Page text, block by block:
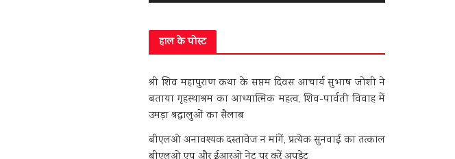
हाल के पोस्ट
श्री शिव महापुराण कथा के सप्तम दिवस आचार्य सुभाष जोशी ने
बताया गृहस्थाश्रम का आध्यात्मिक महत्व, शिव-पार्वती विवाह में
उमड़ा श्रद्धालुओं का सैलाब
बीएलओ अनावश्यक दस्तावेज न मांगें, प्रत्येक सुनवाई का तत्काल